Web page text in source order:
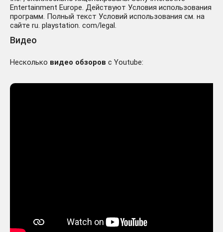
Entertainment Europe. Действуют Условия использования
программ. Полный текст Условий использования см. на
сайте ru. playstation. com/legal.
Видео
Несколько видео обзоров с Youtube: